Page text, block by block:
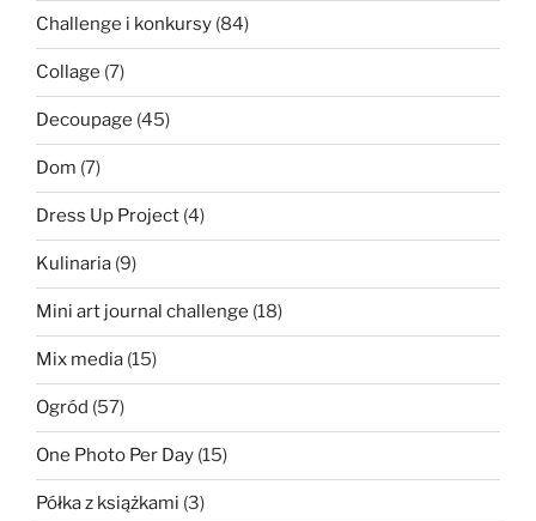
Challenge i konkursy (84)
Collage (7)
Decoupage (45)
Dom (7)
Dress Up Project (4)
Kulinaria (9)
Mini art journal challenge (18)
Mix media (15)
Ogród (57)
One Photo Per Day (15)
Półka z książkami (3)